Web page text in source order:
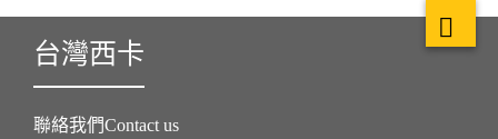
台灣西卡
聯絡我們Contact us